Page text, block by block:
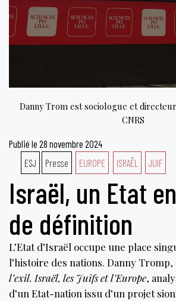
Danny Trom est sociologue et
CNRS
Publié le 28 novembre 2024
ESJ
Presse EUROPE ISRAËL JUIF
Israël, un Etat
de définition
L’Etat d’Israël occupe une place
l’histoire des nations. Danny Tromp,
l’exil. Israël, les Juifs et l’Europe,
d’un Etat-nation issu d’un projet